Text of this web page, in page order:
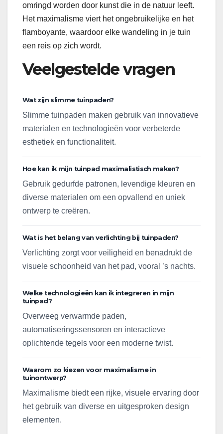
omringd worden door kunst die in de natuur leeft.
Het maximalisme viert het ongebruikelijke en het
flamboyante, waardoor elke wandeling in je tuin
een reis op zich wordt.
Veelgestelde vragen
Wat zijn slimme tuinpaden?
Slimme tuinpaden maken gebruik van innovatieve
materialen en technologieën voor verbeterde
esthetiek en functionaliteit.
Hoe kan ik mijn tuinpad maximalistisch maken?
Gebruik gedurfde patronen, levendige kleuren en
diverse materialen om een opvallend en uniek
ontwerp te creëren.
Wat is het belang van verlichting bij tuinpaden?
Verlichting zorgt voor veiligheid en benadrukt de
visuele schoonheid van het pad, vooral ’s nachts.
Welke technologieën kan ik integreren in mijn
tuinpad?
Overweeg verwarmde paden,
automatiseringssensoren en interactieve
oplichtende tegels voor een moderne twist.
Waarom zo kiezen voor maximalisme in
tuinontwerp?
Maximalisme biedt een rijke, visuele ervaring door
het gebruik van diverse en uitgesproken design
elementen.